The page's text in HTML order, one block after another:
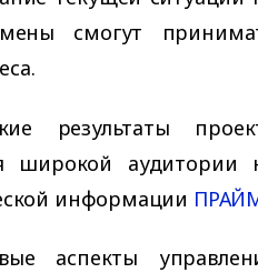
смогут
результаты
широкой аудитории
информации
аспекты